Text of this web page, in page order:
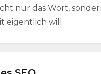
nur das Wort,
eigentlich will.